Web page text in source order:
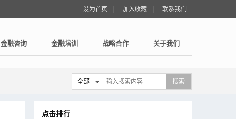
设为首页 | 加入收藏 | 联系我们
金融咨询 金融培训 战略合作 关于我们
全部 搜索
点击排行